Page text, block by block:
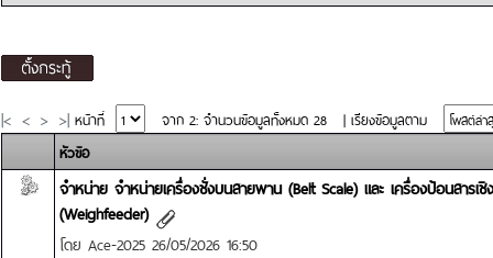
|< < > >| หน้าที่ จาก 2: จำนวนข้อมูลทั้งหมด 28 | เรียงข้อมูลตาม
หัวข้อ
จำหน่าย จำหน่ายเครื่องชั่งบนสายพาน (Belt Scale) และ เครื่องป้อนสารเ
(Weighfeeder)
โดย Ace-2025 26/05/2026 16:50